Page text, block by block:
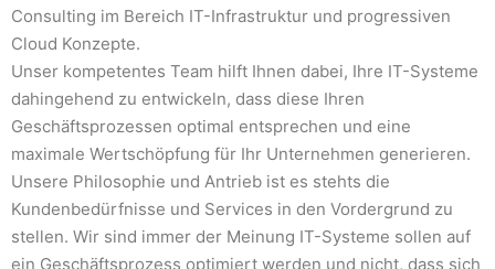
Consulting im Bereich IT-Infrastruktur und progressiven
Cloud Konzepte.
Unser kompetentes Team hilft Ihnen dabei, Ihre IT-Systeme
dahingehend zu entwickeln, dass diese Ihren
Geschäftsprozessen optimal entsprechen und eine
maximale Wertschöpfung für Ihr Unternehmen generieren.
Unsere Philosophie und Antrieb ist es stehts die
Kundenbedürfnisse und Services in den Vordergrund zu
stellen. Wir sind immer der Meinung IT-Systeme sollen auf
ein Geschäftsprozess optimiert werden und nicht, dass sich